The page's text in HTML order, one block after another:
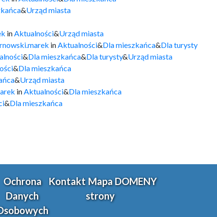
&Urząd miasta
inAktualności&Urząd miasta
inAktualności&Dla mieszkańca&Dla turysty
&Dla mieszkańca&Dla turysty&Urząd miasta
&Dla mieszkańca
&Urząd miasta
inAktualności&Dla mieszkańca
&Dla mieszkańca
Ochrona
Danych
Kontakt Mapa
strony
DOMENY